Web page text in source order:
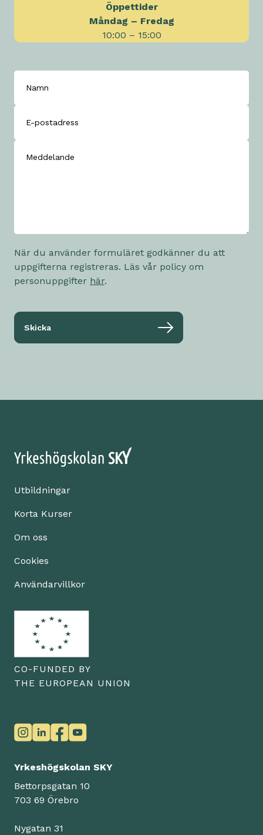
Öppettider
Måndag – Fredag
10:00 – 15:00
När du använder formuläret godkänner du att
uppgifterna registreras. Läs vår policy om
personuppgifter här.
Skicka
Utbildningar
Korta Kurser
Om oss
Cookies
Användarvillkor
CO-FUNDED BY
THE EUROPEAN UNION
Yrkeshögskolan SKY
Bettorpsgatan 10
703 69 Örebro
Nygatan 31